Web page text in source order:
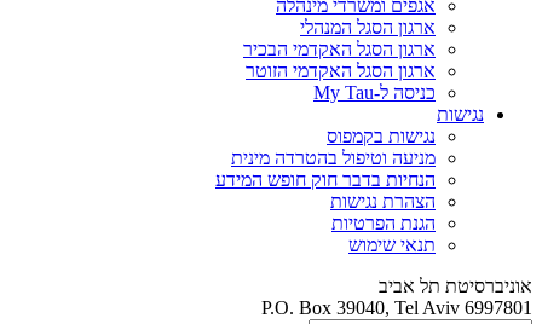
אגפים ומשרדי מינהלה
ארגון הסגל המנהלי
ארגון הסגל האקדמי הבכיר
ארגון הסגל האקדמי הזוטר
כניסה ל-My Tau
נגישות
נגישות בקמפוס
מניעה וטיפול בהטרדה מינית
הנחיות בדבר חוק חופש המידע
הצהרת נגישות
הגנת הפרטיות
תנאי שימוש
אוניברסיטת תל אביב
P.O. Box 39040, Tel Aviv 6997801